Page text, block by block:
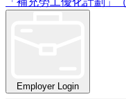
Employer Login